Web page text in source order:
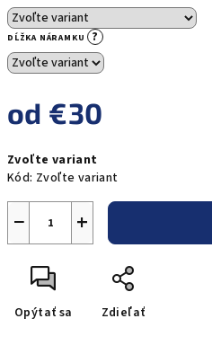
DĹŽKA NÁRAMKU ?
od €30
cena:
Zvoľte variant
Kód: Zvoľte variant
+
−
Opýtať sa Zdieľať